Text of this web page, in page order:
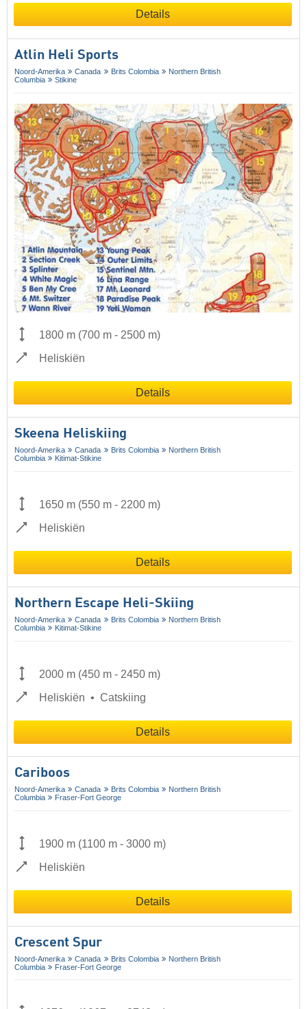
Details
Atlin Heli Sports
Noord-Amerika Canada Brits Colombia
Northern British
Columbia
Stikine
1800 m (700 m - 2500 m)
Heliskiën
Details
Skeena Heliskiing
Noord-Amerika Canada Brits Colombia
Northern British
Columbia
Kitimat-Stikine
1650 m (550 m - 2200 m)
Heliskiën
Details
Northern Escape Heli-Skiing
Noord-Amerika Canada Brits Colombia
Northern British
Columbia
Kitimat-Stikine
2000 m (450 m - 2450 m)
Heliskiën
Catskiing
Details
Cariboos
Noord-Amerika Canada Brits Colombia
Northern British
Columbia
Fraser-Fort George
1900 m (1100 m - 3000 m)
Heliskiën
Details
Crescent Spur
Noord-Amerika Canada Brits Colombia
Northern British
Columbia
Fraser-Fort George